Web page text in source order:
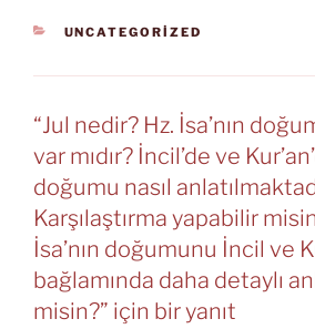
KATEGORILER
UNCATEGORIZED
“Jul nedir? Hz. İsa’nın
var mıdır? İncil’de ve
doğumu nasıl
Karşılaştırma yapabilir
İsa’nın doğumunu İncil ve
bağlamında daha detaylı
misin?” için bir yanıt